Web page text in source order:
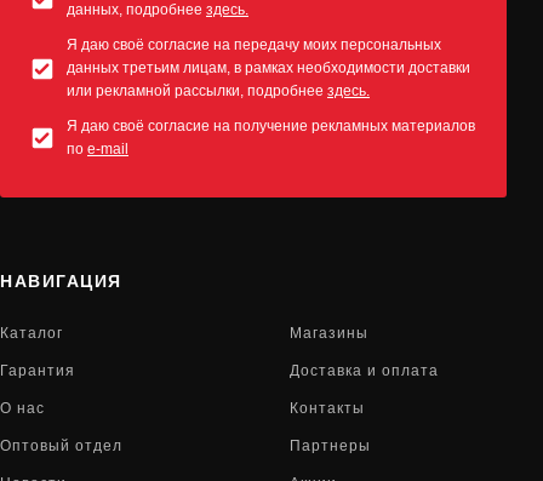
данных, подробнее здесь.
Я даю своё согласие на передачу моих персональных
данных третьим лицам, в рамках необходимости доставки
или рекламной рассылки, подробнее здесь.
Я даю своё согласие на получение рекламных материалов
по e-mail
НАВИГАЦИЯ
Каталог Магазины
Гарантия Доставка и оплата
О нас Контакты
Оптовый отдел Партнеры